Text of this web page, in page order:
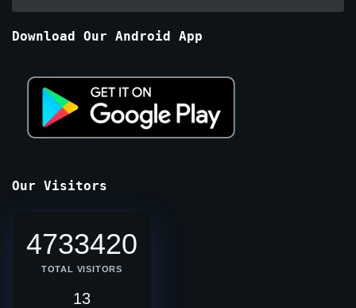
Download Our Android App
Our Visitors
4733420
TOTAL VISITORS
13